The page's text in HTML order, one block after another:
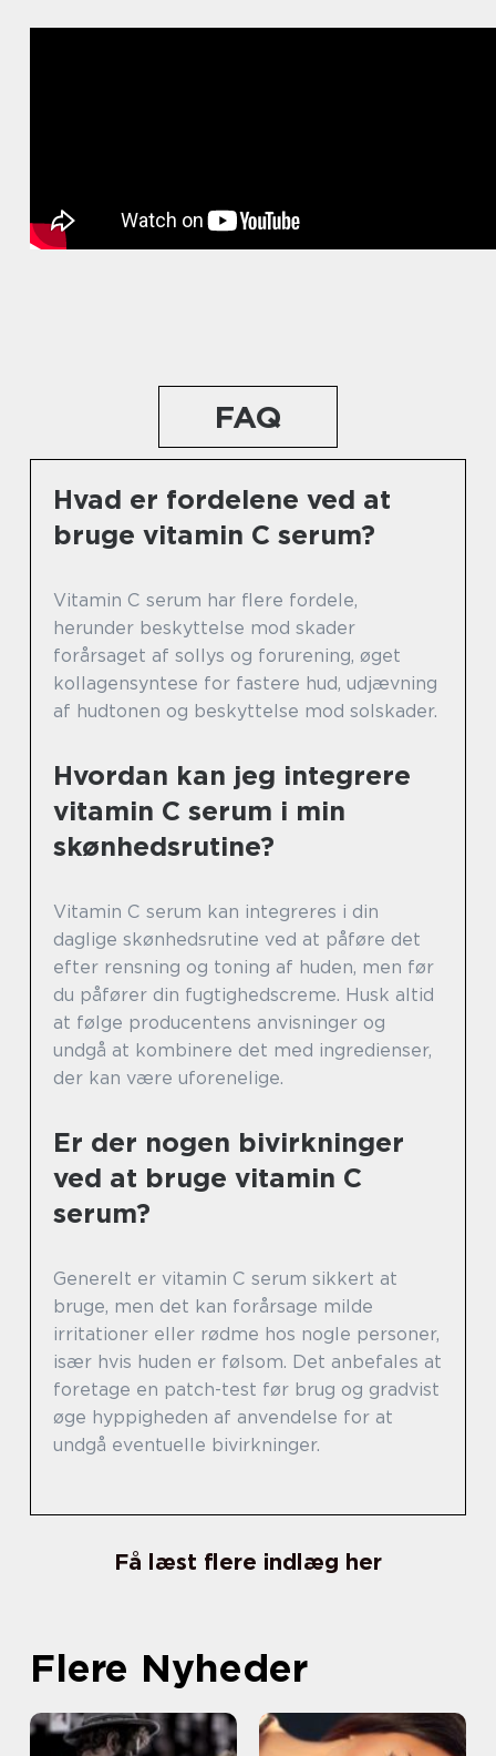
FAQ
Hvad er fordelene ved at
bruge vitamin C serum?
Vitamin C serum har flere fordele,
herunder beskyttelse mod skader
forårsaget af sollys og forurening, øget
kollagensyntese for fastere hud, udjævning
af hudtonen og beskyttelse mod solskader.
Hvordan kan jeg integrere
vitamin C serum i min
skønhedsrutine?
Vitamin C serum kan integreres i din
daglige skønhedsrutine ved at påføre det
efter rensning og toning af huden, men før
du påfører din fugtighedscreme. Husk altid
at følge producentens anvisninger og
undgå at kombinere det med ingredienser,
der kan være uforenelige.
Er der nogen bivirkninger
ved at bruge vitamin C
serum?
Generelt er vitamin C serum sikkert at
bruge, men det kan forårsage milde
irritationer eller rødme hos nogle personer,
især hvis huden er følsom. Det anbefales at
foretage en patch-test før brug og gradvist
øge hyppigheden af anvendelse for at
undgå eventuelle bivirkninger.
Få læst flere indlæg her
Flere Nyheder